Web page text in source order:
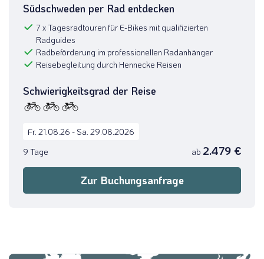
Südschweden per Rad entdecken
7 x Tagesradtouren für E-Bikes mit qualifizierten
Radguides
Radbeförderung im professionellen Radanhänger
Reisebegleitung durch Hennecke Reisen
Schwierigkeitsgrad der Reise
Fr. 21.08.26 - Sa. 29.08.2026
9 Tage
ab 2.479 €
Zur Buchungsanfrage